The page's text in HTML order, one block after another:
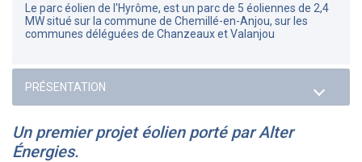
Le parc éolien de l'Hyrôme, est un parc de 5 éoliennes de 2,4
MW situé sur la commune de Chemillé-en-Anjou, sur les
communes déléguées de Chanzeaux et Valanjou
Un premier projet éolien porté par Alter
Énergies.